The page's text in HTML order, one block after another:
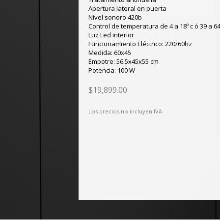
Apertura lateral en puerta
Nivel sonoro 420b
Control de temperatura de 4 a 18º c ó 39 a
Luz Led interior
Funcionamiento Eléctrico: 220/60hz
Medida: 60x45
Empotre: 56.5x45x55 cm
Potencia: 100 W
$19,899.00
Los precios no incluyen IVA